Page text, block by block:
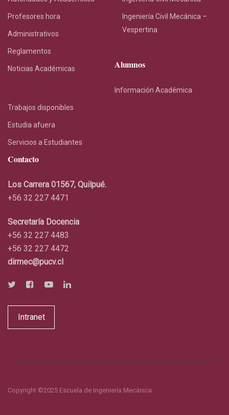
Profesores hora
Administrativos
Reglamentos
Noticias Académicas
Ingeniería Civil Mecánica –
Vespertina
Alumnos
Información Académica
Trabajos disponibles
Estudia afuera
Servicios a Estudiantes
Contacto
Los Carrera 01567, Quilpué.
+56 32 227 4471
Secretaría Docencia
+56 32 227 4483
+56 32 227 4472
dirmec@pucv.cl
Intranet
Copyright ©2025 Escuela de Ingeniería Mecánica